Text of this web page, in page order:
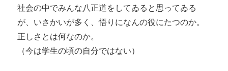
社会の中でみんな八正道をしてゐると思ってゐる
が、いさかいが多く、悟りになんの役にたつのか。
正しさとは何なのか。
（今は学生の頃の自分ではない）